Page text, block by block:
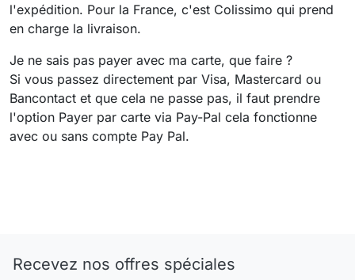
l'expédition. Pour la France, c'est Colissimo qui prend
en charge la livraison.
Je ne sais pas payer avec ma carte, que faire ?
Si vous passez directement par Visa, Mastercard ou
Bancontact et que cela ne passe pas, il faut prendre
l'option Payer par carte via Pay-Pal cela fonctionne
avec ou sans compte Pay Pal.
Recevez nos offres spéciales